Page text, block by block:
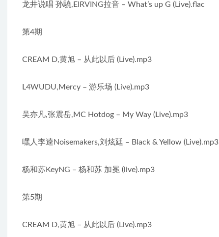
龙井说唱 孙驍,EIRVING拉音 – What’s up G (Live).flac
第4期
CREAM D,黄旭 – 从此以后 (Live).mp3
L4WUDU,Mercy – 游乐场 (Live).mp3
吴亦凡,张震岳,MC Hotdog – My Way (Live).mp3
嘿人李逵Noisemakers,刘炫廷 – Black & Yellow (Live).mp3
杨和苏KeyNG – 杨和苏 加冕 (live).mp3
第5期
CREAM D,黄旭 – 从此以后 (Live).mp3